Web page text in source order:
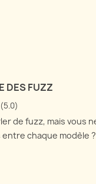
DES FUZZ
(5.0)
de fuzz, mais vous
chaque modèle